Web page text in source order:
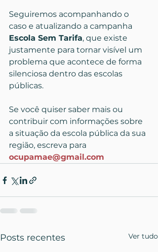
Seguiremos acompanhando o
caso e atualizando a campanha
Escola Sem Tarifa, que existe
justamente para tornar visível um
problema que acontece de forma
silenciosa dentro das escolas
públicas.
Se você quiser saber mais ou
contribuir com informações sobre
a situação da escola pública da sua
região, escreva para
ocupamae@gmail.com
Posts recentes Ver tudo